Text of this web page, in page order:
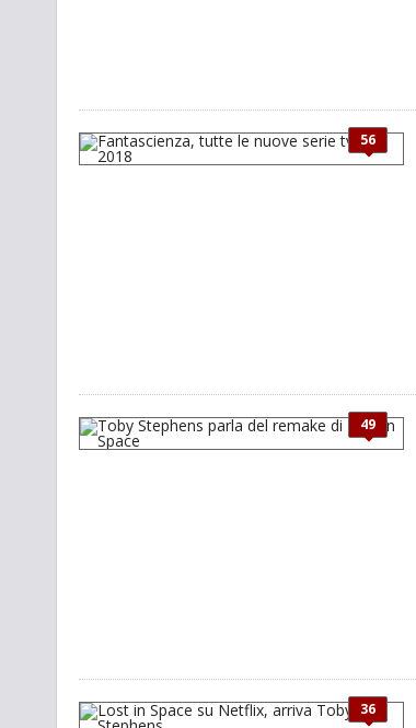
56
49
36